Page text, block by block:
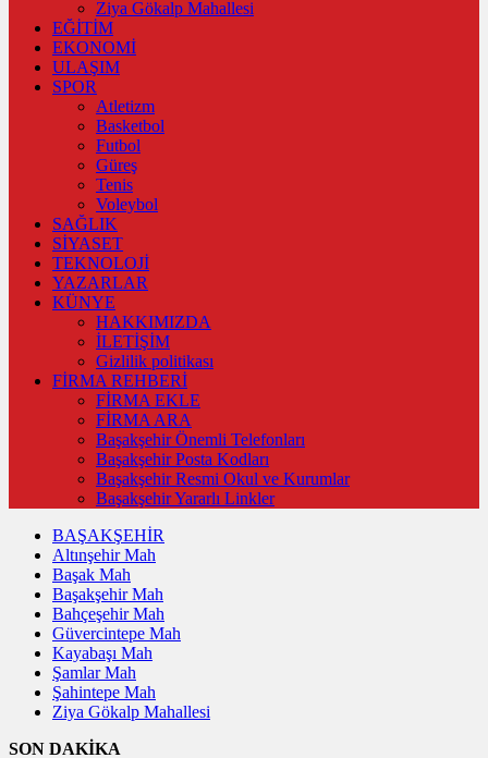
Ziya Gökalp Mahallesi
EĞİTİM
EKONOMİ
ULAŞIM
SPOR
Atletizm
Basketbol
Futbol
Güreş
Tenis
Voleybol
SAĞLIK
SİYASET
TEKNOLOJİ
YAZARLAR
KÜNYE
HAKKIMIZDA
İLETİŞİM
Gizlilik politikası
FİRMA REHBERİ
FİRMA EKLE
FİRMA ARA
Başakşehir Önemli Telefonları
Başakşehir Posta Kodları
Başakşehir Resmi Okul ve Kurumlar
Başakşehir Yararlı Linkler
BAŞAKŞEHİR
Altınşehir Mah
Başak Mah
Başakşehir Mah
Bahçeşehir Mah
Güvercintepe Mah
Kayabaşı Mah
Şamlar Mah
Şahintepe Mah
Ziya Gökalp Mahallesi
SON DAKİKA